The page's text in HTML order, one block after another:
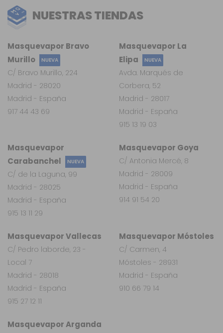
NUESTRAS TIENDAS
Masquevapor Arganda
Masquevapor
Carabanchel
NUEVA
C/ de la Laguna, 99
Madrid - 28025
Madrid - España
915 13 11 29
Masquevapor Vallecas
C/ Pedro laborde, 23 -
Local 7
Madrid - 28018
Madrid - España
915 27 12 11
Masquevapor Móstoles
C/ Carmen, 4
Móstoles - 28931
Madrid - España
910 66 79 14
Masquevapor Goya
C/ Antonia Mercé, 8
Madrid - 28009
Madrid - España
914 91 54 20
Masquevapor La
Elipa
NUEVA
Avda. Marqués de
Corbera, 52
Madrid - 28017
Madrid - España
915 13 19 03
Masquevapor Bravo
Murillo
NUEVA
C/ Bravo Murillo, 224
Madrid - 28020
Madrid - España
917 44 43 69